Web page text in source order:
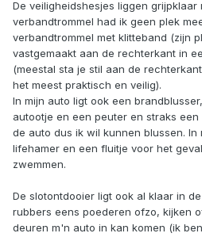
De veiligheidshesjes liggen grijpklaar
verbandtrommel had ik geen plek
verbandtrommel met klitteband (zijn
vastgemaakt aan de rechterkant in
(meestal sta je stil aan de
het meest praktisch en veilig).
In mijn auto ligt ook een
autootje en een peuter en straks
de auto dus ik wil kunnen blussen.
lifehamer en een fluitje voor het
zwemmen.
De slotontdooier ligt ook al klaar in
rubbers eens poederen ofzo, kijken
deuren m'n auto in kan komen (ik